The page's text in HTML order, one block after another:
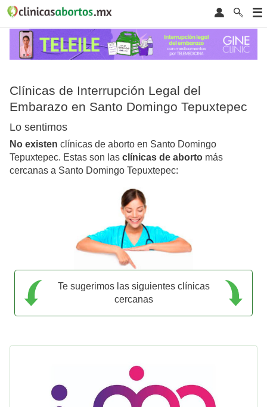
Clínicas de Interrupción Legal del
Embarazo en Santo Domingo Tepuxtepec
Lo sentimos
No existen clínicas de aborto en Santo Domingo
Tepuxtepec. Estas son las clínicas de aborto más
cercanas a Santo Domingo Tepuxtepec:
Te sugerimos las siguientes clínicas
cercanas